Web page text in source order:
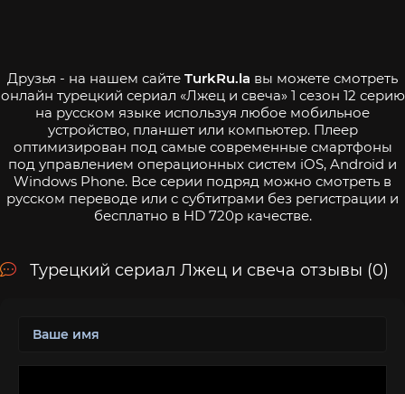
Друзья - на нашем сайте TurkRu.la вы можете смотреть
онлайн турецкий сериал «Лжец и свеча» 1 сезон 12 серию
на русском языке используя любое мобильное
устройство, планшет или компьютер. Плеер
оптимизирован под самые современные смартфоны
под управлением операционных систем iOS, Android и
Windows Phone. Все серии подряд можно смотреть в
русском переводе или с субтитрами без регистрации и
бесплатно в HD 720p качестве.
Турецкий сериал Лжец и свеча отзывы (0)